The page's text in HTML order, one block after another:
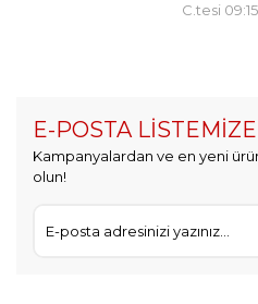
C.tesi
E-POSTA LİSTEMİZE
Kampanyalardan ve en yeni
olun!